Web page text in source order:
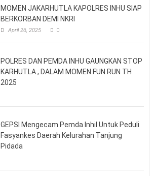
MOMEN JAKARHUTLA KAPOLRES INHU SIAP
BERKORBAN DEMI NKRI
April 26, 2025 0
POLRES DAN PEMDA INHU GAUNGKAN STOP
KARHUTLA , DALAM MOMEN FUN RUN TH
2025
GEPSI Mengecam Pemda Inhil Untuk Peduli
Fasyankes Daerah Kelurahan Tanjung
Pidada